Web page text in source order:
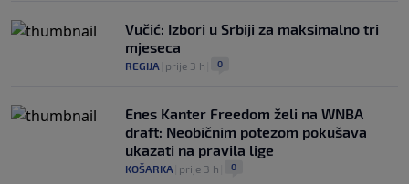
Vučić: Izbori u Srbiji za maksimalno tri
mjeseca
REGIJA prije 3 h 0
Enes Kanter Freedom želi na WNBA
draft: Neobičnim potezom pokušava
ukazati na pravila lige
KOŠARKA prije 3 h 0